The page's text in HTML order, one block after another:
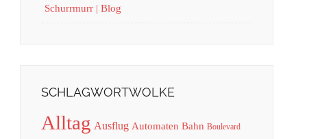
Schurrmurr | Blog
SCHLAGWORTWOLKE
Alltag Ausflug Automaten Bahn Boulevard